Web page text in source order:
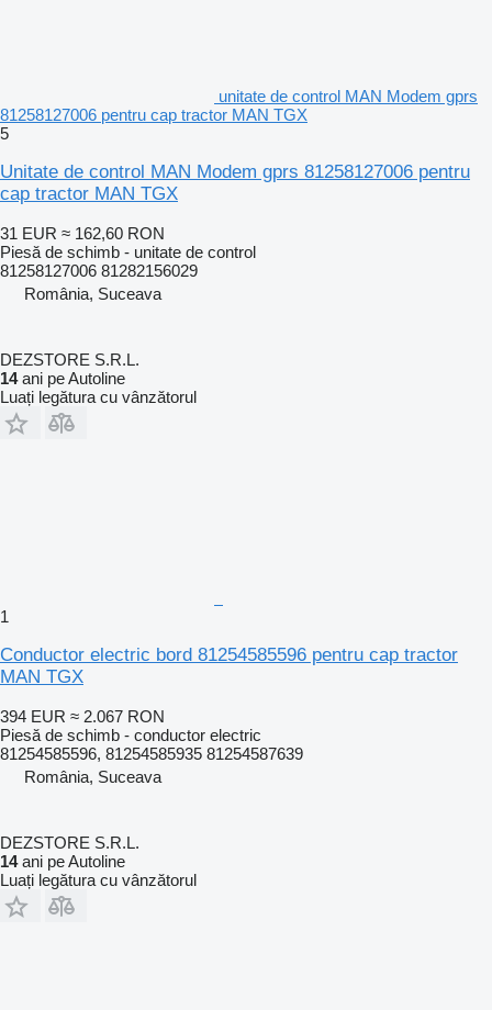
unitate de control MAN Modem gprs
81258127006 pentru cap tractor MAN TGX
5
Unitate de control MAN Modem gprs 81258127006 pentru
cap tractor MAN TGX
31 EUR ≈ 162,60 RON
Piesă de schimb - unitate de control
81258127006 81282156029
România, Suceava
DEZSTORE S.R.L.
14ani pe Autoline
Luați legătura cu vânzătorul
1
Conductor electric bord 81254585596 pentru cap tractor
MAN TGX
394 EUR ≈ 2.067 RON
Piesă de schimb - conductor electric
81254585596, 81254585935 81254587639
România, Suceava
DEZSTORE S.R.L.
14ani pe Autoline
Luați legătura cu vânzătorul